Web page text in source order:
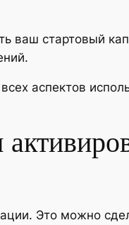
ваш стартовый
аспектов
Это можно